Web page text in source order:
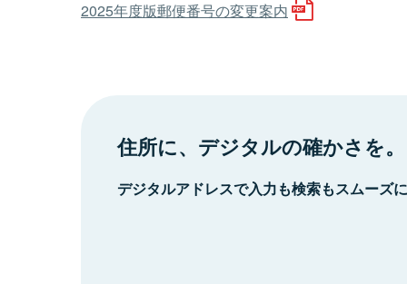
2025年度版郵便番号の変更案内
住所に、デジタルの確かさを。
デジタルアドレスで入力も検索もスムーズ